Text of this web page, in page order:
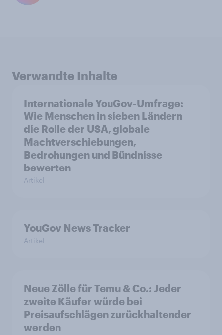
Verwandte Inhalte
Internationale YouGov-Umfrage:
Wie Menschen in sieben Ländern
die Rolle der USA, globale
Machtverschiebungen,
Bedrohungen und Bündnisse
bewerten
Artikel
YouGov News Tracker
Artikel
Neue Zölle für Temu & Co.: Jeder
zweite Käufer würde bei
Preisaufschlägen zurückhaltender
werden